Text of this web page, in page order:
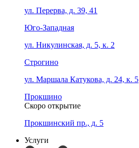
ул. Перерва, д. 39, 41
Юго-Западная
ул. Никулинская, д. 5, к. 2
Строгино
ул. Маршала Катукова, д. 24, к. 5
Прокшино
Скоро открытие
Прокшинский пр., д. 5
Услуги